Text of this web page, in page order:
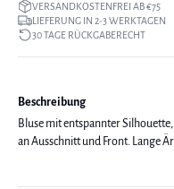
VERSANDKOSTENFREI AB €75
LIEFERUNG IN 2-3 WERKTAGEN
30 TAGE RÜCKGABERECHT
Beschreibung
Bluse mit entspannter
an Ausschnitt und Front. Lange